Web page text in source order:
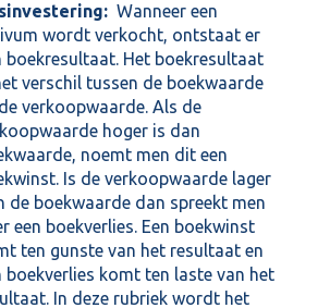
Wanneer een
wordt verkocht, ontstaat er
boekresultaat. Het boekresultaat
verschil tussen de boekwaarde
verkoopwaarde. Als de
hoger is dan
noemt men dit een
Is de verkoopwaarde lager
de boekwaarde dan spreekt men
een boekverlies. Een boekwinst
ten gunste van het resultaat en
boekverlies komt ten laste van het
In deze rubriek wordt het